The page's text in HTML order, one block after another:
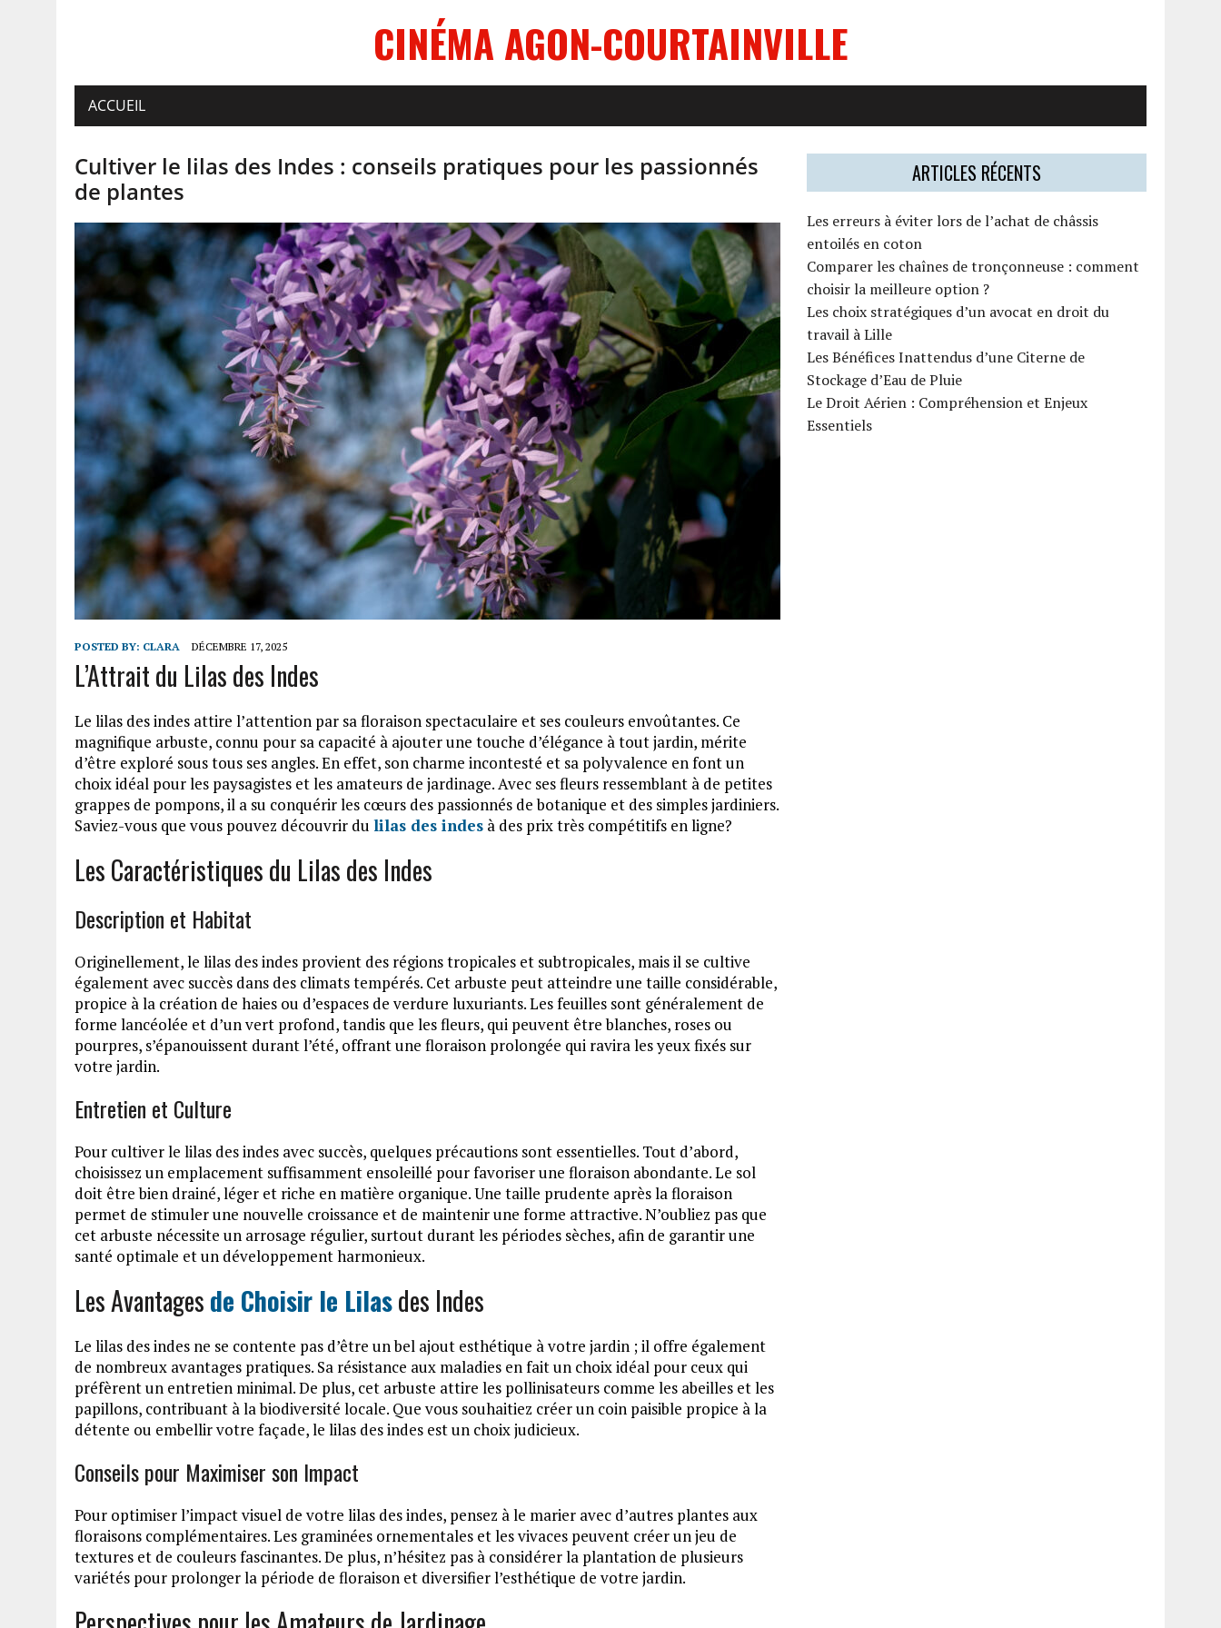
CINÉMA AGON-COURTAINVILLE
ACCUEIL
Cultiver le lilas des Indes : conseils pratiques pour les passionnés
de plantes
POSTED BY: CLARA DÉCEMBRE 17, 2025
L’Attrait du Lilas des Indes
Le lilas des indes attire l’attention par sa floraison spectaculaire et ses couleurs envoûtantes. Ce
magnifique arbuste, connu pour sa capacité à ajouter une touche d’élégance à tout jardin, mérite
d’être exploré sous tous ses angles. En effet, son charme incontesté et sa polyvalence en font un
choix idéal pour les paysagistes et les amateurs de jardinage. Avec ses fleurs ressemblant à de petites
grappes de pompons, il a su conquérir les cœurs des passionnés de botanique et des simples jardiniers.
Saviez-vous que vous pouvez découvrir du lilas des indes à des prix très compétitifs en ligne?
Les Caractéristiques du Lilas des Indes
Description et Habitat
Originellement, le lilas des indes provient des régions tropicales et subtropicales, mais il se cultive
également avec succès dans des climats tempérés. Cet arbuste peut atteindre une taille considérable,
propice à la création de haies ou d’espaces de verdure luxuriants. Les feuilles sont généralement de
forme lancéolée et d’un vert profond, tandis que les fleurs, qui peuvent être blanches, roses ou
pourpres, s’épanouissent durant l’été, offrant une floraison prolongée qui ravira les yeux fixés sur
votre jardin.
Entretien et Culture
Pour cultiver le lilas des indes avec succès, quelques précautions sont essentielles. Tout d’abord,
choisissez un emplacement suffisamment ensoleillé pour favoriser une floraison abondante. Le sol
doit être bien drainé, léger et riche en matière organique. Une taille prudente après la floraison
permet de stimuler une nouvelle croissance et de maintenir une forme attractive. N’oubliez pas que
cet arbuste nécessite un arrosage régulier, surtout durant les périodes sèches, afin de garantir une
santé optimale et un développement harmonieux.
Les Avantagesde Choisir le Lilasdes Indes
Le lilas des indes ne se contente pas d’être un bel ajout esthétique à votre jardin ; il offre également
de nombreux avantages pratiques. Sa résistance aux maladies en fait un choix idéal pour ceux qui
préfèrent un entretien minimal. De plus, cet arbuste attire les pollinisateurs comme les abeilles et les
papillons, contribuant à la biodiversité locale. Que vous souhaitiez créer un coin paisible propice à la
détente ou embellir votre façade, le lilas des indes est un choix judicieux.
Conseils pour Maximiser son Impact
Pour optimiser l’impact visuel de votre lilas des indes, pensez à le marier avec d’autres plantes aux
floraisons complémentaires. Les graminées ornementales et les vivaces peuvent créer un jeu de
textures et de couleurs fascinantes. De plus, n’hésitez pas à considérer la plantation de plusieurs
variétés pour prolonger la période de floraison et diversifier l’esthétique de votre jardin.
ARTICLES RÉCENTS
Les erreurs à éviter lors de l’achat de châssis
entoilés en coton
Comparer les chaînes de tronçonneuse : comment
choisir la meilleure option ?
Les choix stratégiques d’un avocat en droit du
travail à Lille
Les Bénéfices Inattendus d’une Citerne de
Stockage d’Eau de Pluie
Le Droit Aérien : Compréhension et Enjeux
Essentiels